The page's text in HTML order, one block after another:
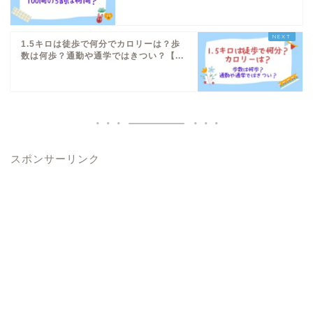
1.5キロは徒歩で何分でカロリーは？歩
数は何歩？通勤や通学ではきつい？【...
スポンサーリンク